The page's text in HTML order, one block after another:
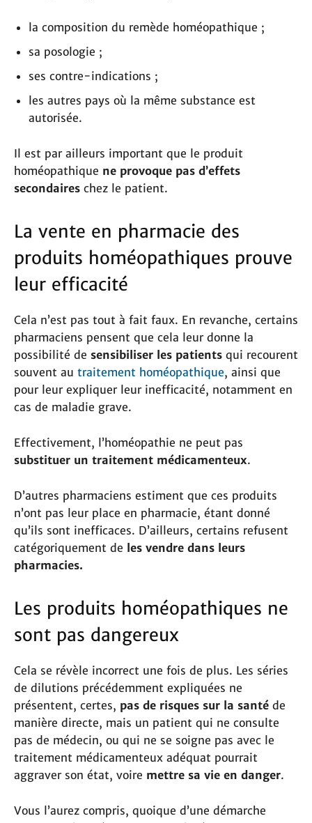
la composition du remède homéopathique ;
sa posologie ;
ses contre-indications ;
les autres pays où la même substance est
autorisée.
Il est par ailleurs important que le produit
homéopathique ne provoque pas d’effets
secondaires chez le patient.
La vente en pharmacie des
produits homéopathiques prouve
leur efficacité
Cela n’est pas tout à fait faux. En revanche, certains
pharmaciens pensent que cela leur donne la
possibilité de sensibiliser les patients qui recourent
souvent au traitement homéopathique, ainsi que
pour leur expliquer leur inefficacité, notamment en
cas de maladie grave.
Effectivement, l’homéopathie ne peut pas
substituer un traitement médicamenteux.
D’autres pharmaciens estiment que ces produits
n’ont pas leur place en pharmacie, étant donné
qu’ils sont inefficaces. D’ailleurs, certains refusent
catégoriquement de les vendre dans leurs
pharmacies.
Les produits homéopathiques ne
sont pas dangereux
Cela se révèle incorrect une fois de plus. Les séries
de dilutions précédemment expliquées ne
présentent, certes, pas de risques sur la santé de
manière directe, mais un patient qui ne consulte
pas de médecin, ou qui ne se soigne pas avec le
traitement médicamenteux adéquat pourrait
aggraver son état, voire mettre sa vie en danger.
Vous l’aurez compris, quoique d’une démarche